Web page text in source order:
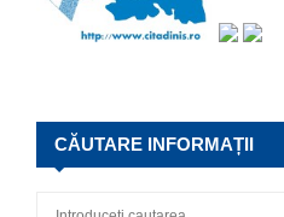
CĂUTARE INFORMAȚII